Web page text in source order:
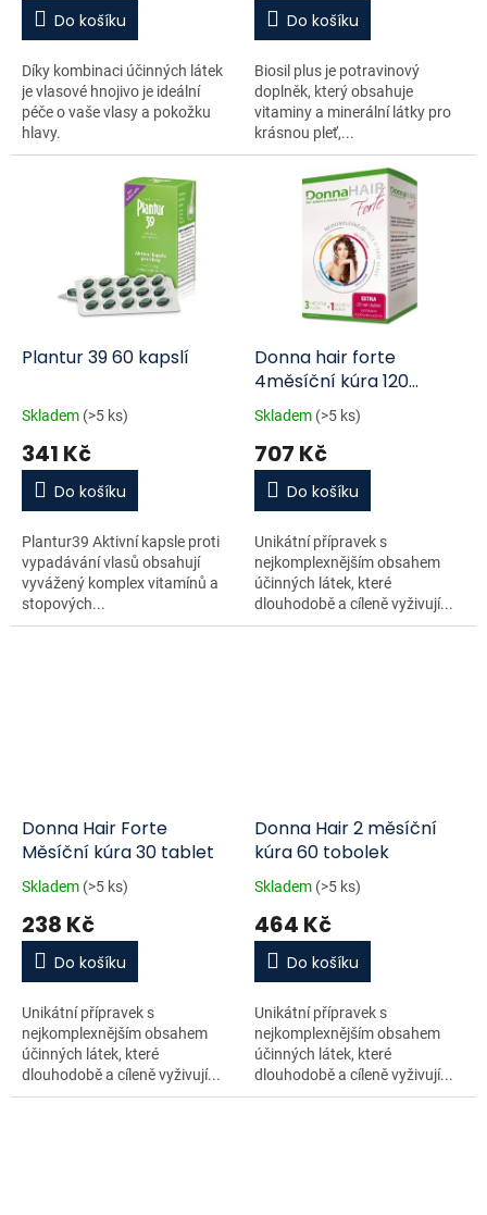
Do košíku
Díky kombinaci účinných látek
je vlasové hnojivo je ideální
péče o vaše vlasy a pokožku
hlavy.
Do košíku
Biosil plus je potravinový
doplněk, který obsahuje
vitaminy a minerální látky pro
krásnou pleť,...
Plantur 39 60 kapslí
Skladem (>5 ks)
341 Kč
Do košíku
Plantur39 Aktivní kapsle proti
vypadávání vlasů obsahují
vyvážený komplex vitamínů a
stopových...
Donna hair forte
4měsíční kúra 120
tobolek
Skladem (>5 ks)
707 Kč
Do košíku
Unikátní přípravek s
nejkomplexnějším obsahem
účinných látek, které
dlouhodobě a cíleně vyživují...
Donna Hair Forte
Měsíční kúra 30 tablet
Skladem (>5 ks)
238 Kč
Do košíku
Unikátní přípravek s
nejkomplexnějším obsahem
účinných látek, které
dlouhodobě a cíleně vyživují...
Donna Hair 2 měsíční
kúra 60 tobolek
Skladem (>5 ks)
464 Kč
Do košíku
Unikátní přípravek s
nejkomplexnějším obsahem
účinných látek, které
dlouhodobě a cíleně vyživují...